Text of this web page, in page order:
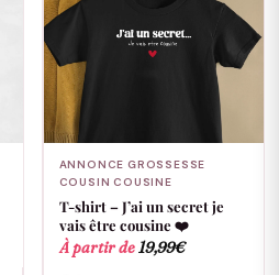
ANNONCE GROSSESSE
COUSIN COUSINE
T-shirt – J’ai un secret je
vais être cousine ❤️
À partir de19,99€